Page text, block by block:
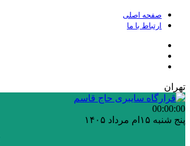
صفحه اصلی
ارتباط با ما
تهران
00:00:00
پنج شنبه ۱۵ام مرداد ۱۴۰۵